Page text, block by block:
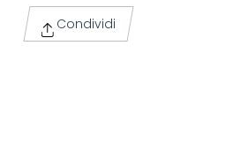
Condividi